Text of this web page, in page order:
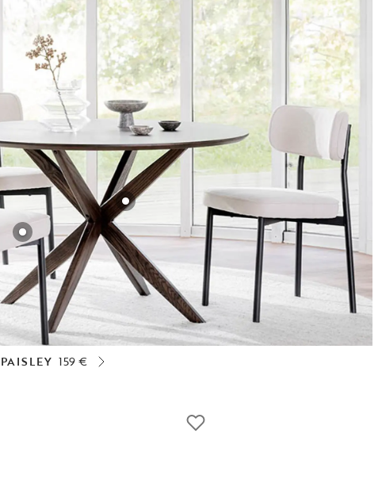
PAISLEY 159 €